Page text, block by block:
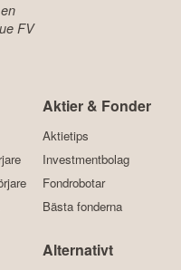
FV
Aktier & Fonder
Aktietips
Investmentbolag
Fondrobotar
Bästa fonderna
Alternativt